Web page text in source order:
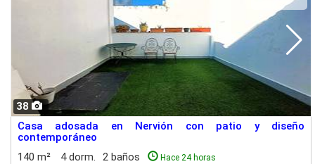
38
Casa adosada en Nervión con patio y diseño
contemporáneo
140 m²
4 dorm. 2 baños Hace 24 horas